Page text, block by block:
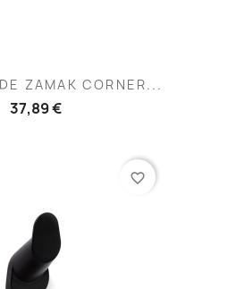
ZAMAK CORNER...
37,89 €
favorite_border